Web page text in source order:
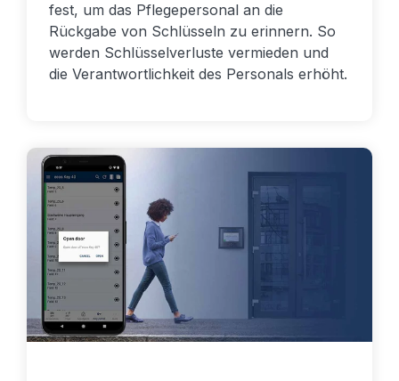
fest, um das Pflegepersonal an die
Rückgabe von Schlüsseln zu erinnern. So
werden Schlüsselverluste vermieden und
die Verantwortlichkeit des Personals erhöht.